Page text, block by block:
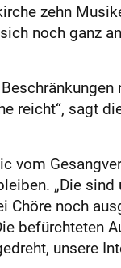
zehn
noch ganz
reicht“, sagt
vom
„Die
Chöre noch
befürchteten
unsere